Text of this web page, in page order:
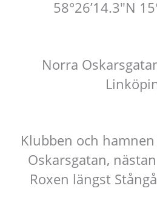
58°26’14.3″N
Norra
Klubben och
Oskarsgatan,
Roxen längst